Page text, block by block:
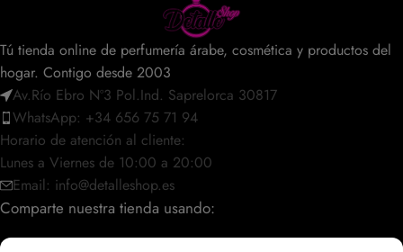
Tú tienda online de perfumería árabe, cosmética y productos del
hogar. Contigo desde 2003
Av.Río Ebro Nº3 Pol.Ind. Saprelorca 30817
WhatsApp: +34 656 75 71 94
Horario de atención al cliente:
Lunes a Viernes de 10:00 a 20:00
Email: info@detalleshop.es
Comparte nuestra tienda usando: